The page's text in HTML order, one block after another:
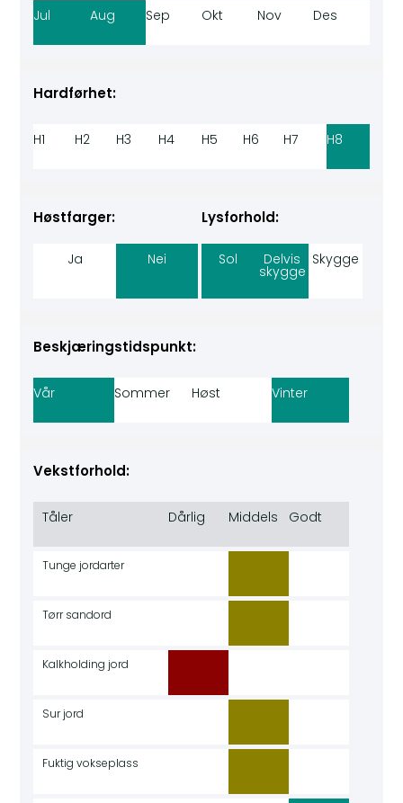
Jul Aug Sep Okt Nov Des
Hardførhet:
H1 H2 H3 H4 H5 H6 H7 H8
Høstfarger:
Ja Nei
Lysforhold:
Sol Delvis
skygge
Skygge
Beskjæringstidspunkt:
Vår Sommer Høst Vinter
Vekstforhold:
Tåler Dårlig Middels Godt
Tunge jordarter
Tørr sandord
Kalkholding jord
Sur jord
Fuktig vokseplass